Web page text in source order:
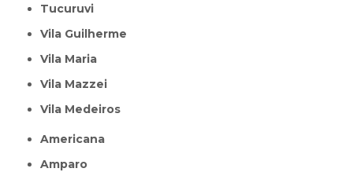
Tucuruvi
Vila Guilherme
Vila Maria
Vila Mazzei
Vila Medeiros
Americana
Amparo